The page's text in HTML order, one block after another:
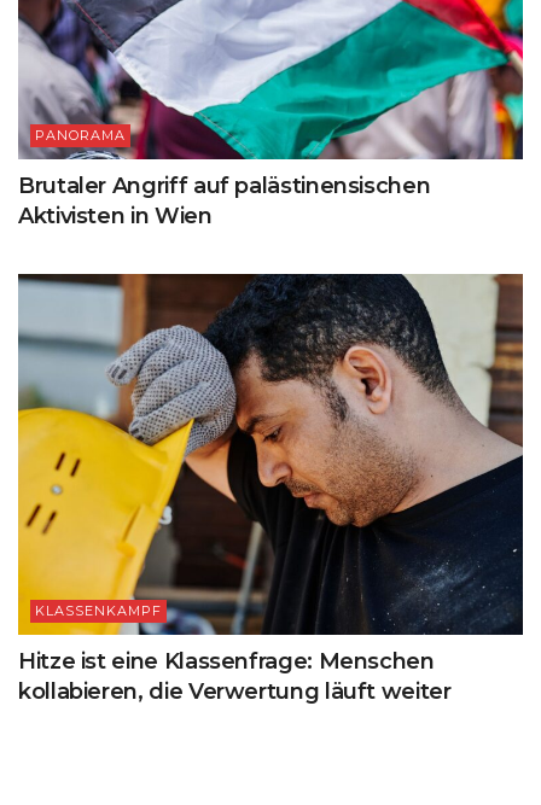
PANORAMA
Brutaler Angriff auf palästinensischen
Aktivisten in Wien
KLASSENKAMPF
Hitze ist eine Klassenfrage: Menschen
kollabieren, die Verwertung läuft weiter